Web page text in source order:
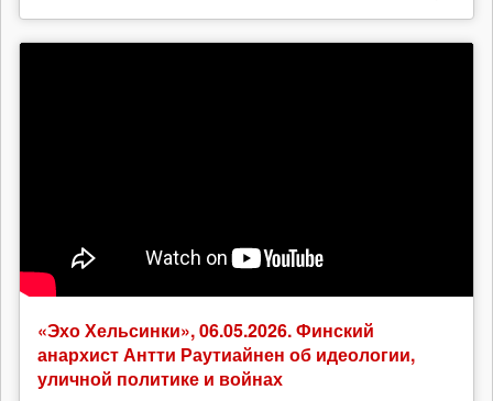
«Эхо Хельсинки», 06.05.2026. Финский
анархист Антти Раутиайнен об идеологии,
уличной политике и войнах